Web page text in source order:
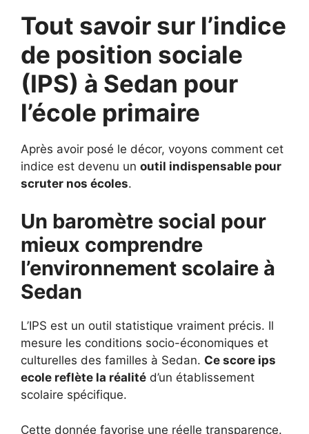
Tout savoir sur l’indice
de position sociale
(IPS) à Sedan pour
l’école primaire
Après avoir posé le décor, voyons comment cet
indice est devenu un outil indispensable pour
scruter nos écoles.
Un baromètre social pour
mieux comprendre
l’environnement scolaire à
Sedan
L’IPS est un outil statistique vraiment précis. Il
mesure les conditions socio-économiques et
culturelles des familles à Sedan. Ce score ips
ecole reflète la réalité d’un établissement
scolaire spécifique.
Cette donnée favorise une réelle transparence.